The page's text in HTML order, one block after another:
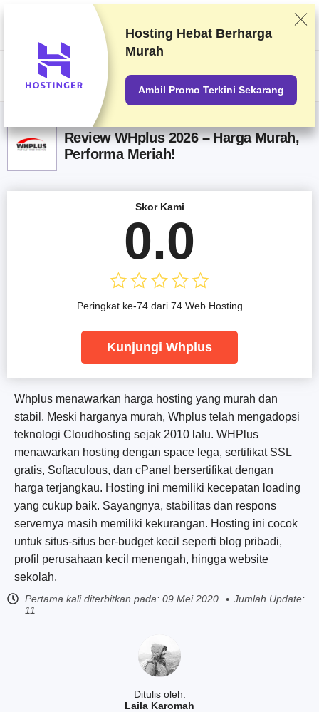
Kami memberi peringkat vendor berdasarkan pengetesan dan penelitian
yang ketat, tetapi juga mempertimbangkan umpan balik Anda dan
perjanjian komersial kami dengan penyedia. Halaman ini berisi tautan
afiliasi.Pengungkapan Iklan
US$
Review WHplus 2026 – Harga Murah,
Performa Meriah!
Ditulis oleh:
Laila Karomah
Whplus menawarkan harga hosting yang murah dan
stabil. Meski harganya murah, Whplus telah mengadopsi
teknologi Cloudhosting sejak 2010 lalu. WHPlus
menawarkan hosting dengan space lega, sertifikat SSL
gratis, Softaculous, dan cPanel bersertifikat dengan
harga terjangkau. Hosting ini memiliki kecepatan loading
yang cukup baik. Sayangnya, stabilitas dan respons
servernya masih memiliki kekurangan. Hosting ini cocok
untuk situs-situs ber-budget kecil seperti blog pribadi,
profil perusahaan kecil menengah, hingga website
sekolah.
Pertama kali diterbitkan pada: 09 Mei 2020
Jumlah Update:
11
Skor Kami
0.0
Peringkat ke-74 dari 74 Web Hosting
Kunjungi Whplus
Hosting Hebat Berharga
Murah
Ambil Promo Terkini Sekarang